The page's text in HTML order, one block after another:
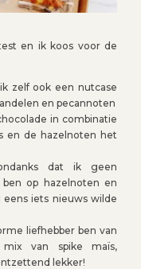
en ik koos voor de
zelf ook een nutcase
en pecannoten
in combinatie
en de hazelnoten het
dat ik geen
op hazelnoten en
iets nieuws wilde
liefhebber ben van
van spike maïs,
lekker!